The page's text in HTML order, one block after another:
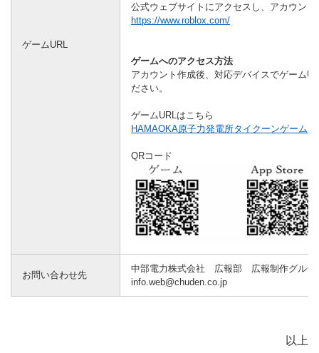
ゲームURL
公式ウェブサイトにアクセスし、アカウン
https://www.roblox.com/
ゲームへのアクセス方法
アカウント作成後、対応デバイスでゲーム
ださい。
ゲームURLはこちら
HAMAOKA原子力発電所タイクーンゲーム
QRコード
お問い合わせ先
中部電力株式会社 広報部 広報制作グルー
info.web@chuden.co.jp
以上